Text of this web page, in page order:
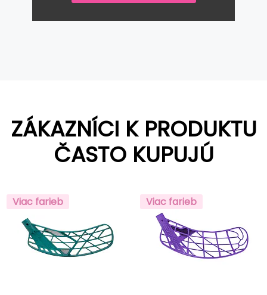
ZÁKAZNÍCI K PRODUKTU
ČASTO KUPUJÚ
Viac farieb Viac farieb